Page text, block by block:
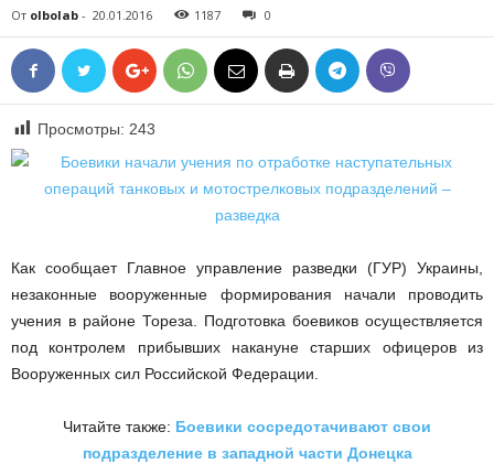
От olbolab - 20.01.2016 1187 0
Просмотры: 243
Как сообщает Главное управление разведки (ГУР) Украины,
незаконные вооруженные формирования начали проводить
учения в районе Тореза. Подготовка боевиков осуществляется
под контролем прибывших накануне старших офицеров из
Вооруженных сил Российской Федерации.
Читайте также: Боевики сосредотачивают свои
подразделение в западной части Донецка